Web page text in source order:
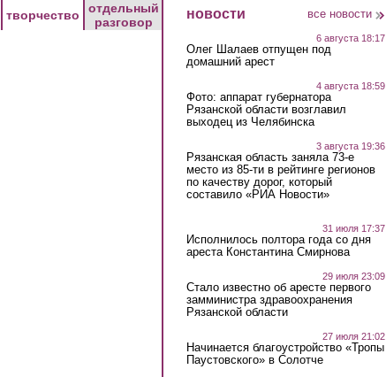
творчество
отдельный
разговор
новости все новости
6 августа 18:17
Олег Шалаев отпущен под
домашний арест
4 августа 18:59
Фото: аппарат губернатора
Рязанской области возглавил
выходец из Челябинска
3 августа 19:36
Рязанская область заняла 73-е
место из 85-ти в рейтинге регионов
по качеству дорог, который
составило «РИА Новости»
31 июля 17:37
Исполнилось полтора года со дня
ареста Константина Смирнова
29 июля 23:09
Стало известно об аресте первого
замминистра здравоохранения
Рязанской области
27 июля 21:02
Начинается благоустройство «Тропы
Паустовского» в Солотче